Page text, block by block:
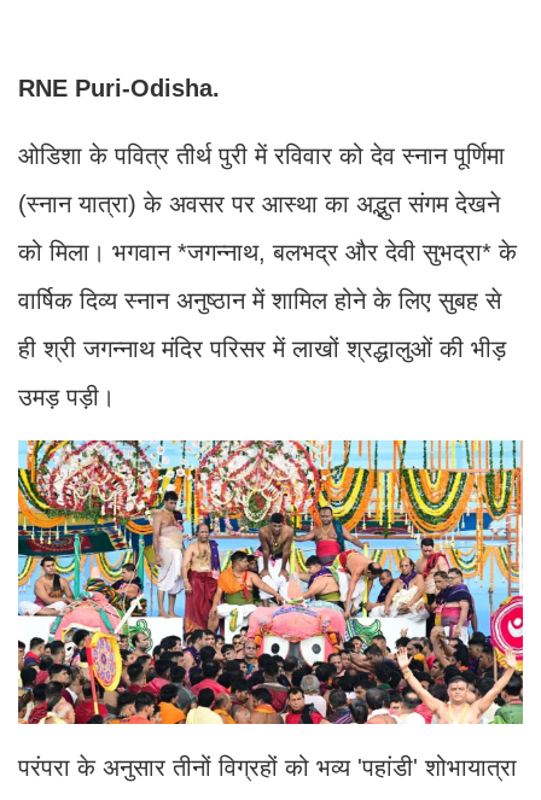
RNE Puri-Odisha.
ओडिशा के पवित्र तीर्थ पुरी में रविवार को देव स्नान पूर्णिमा
(स्नान यात्रा) के अवसर पर आस्था का अद्भुत संगम देखने
को मिला। भगवान *जगन्नाथ, बलभद्र और देवी सुभद्रा* के
वार्षिक दिव्य स्नान अनुष्ठान में शामिल होने के लिए सुबह से
ही श्री जगन्नाथ मंदिर परिसर में लाखों श्रद्धालुओं की भीड़
उमड़ पड़ी।
परंपरा के अनुसार तीनों विग्रहों को भव्य 'पहांडी' शोभायात्रा